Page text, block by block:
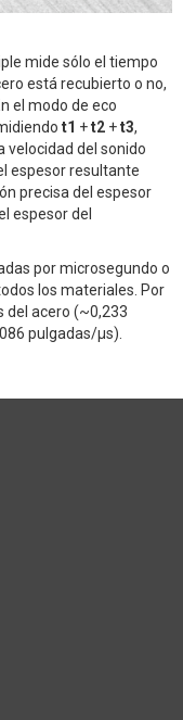
mide sólo el tiempo
está recubierto o no,
el modo de eco
t1 +t2 +t3,
velocidad del sonido
espesor resultante
precisa del espesor
espesor del
por microsegundo o
los materiales. Por
del acero (~0,233
pulgadas/µs).